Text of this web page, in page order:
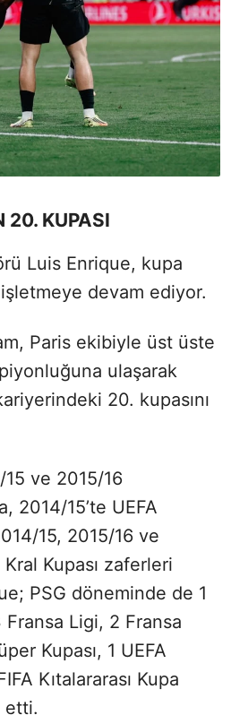
20. KUPASI
Luis Enrique, kupa
devam ediyor.
Paris ekibiyle üst üste
ulaşarak
20. kupasını
15 ve 2015/16
2014/15’te UEFA
15, 2015/16 ve
Kupası zaferleri
PSG döneminde de 1
Ligi, 2 Fransa
Kupası, 1 UEFA
Kıtalararası Kupa
etti.